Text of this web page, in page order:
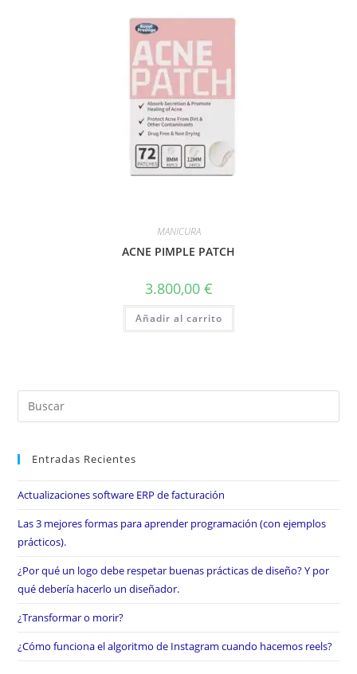
MANICURA
ACNE PIMPLE PATCH
3.800,00 €
Añadir al carrito
Entradas Recientes
Actualizaciones software ERP de facturación
Las 3 mejores formas para aprender programación (con ejemplos
prácticos).
¿Por qué un logo debe respetar buenas prácticas de diseño? Y por
qué debería hacerlo un diseñador.
¿Transformar o morir?
¿Cómo funciona el algoritmo de Instagram cuando hacemos reels?